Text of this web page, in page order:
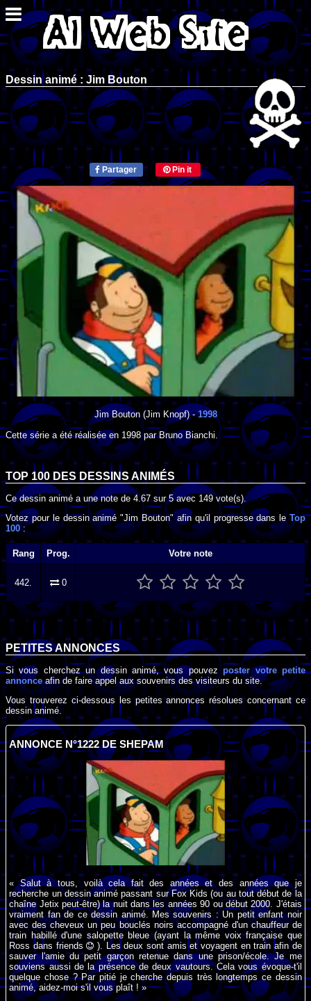
Dessin animé : Jim Bouton
Partager Pin it
Jim Bouton(Jim Knopf) -1998
Cette série a été réalisée en 1998parBruno Bianchi
TOP 100 DES DESSINS ANIMÉS
Ce dessin animé a une note de4.67sur5avec 149vote(s).
Votez pour le dessin animé "Jim Bouton" afin qu'il progresse dans le Top
100:
Rang Prog. Votre note
442. 0
PETITES ANNONCES
Si vous cherchez un dessin animé, vous pouvezposter votre petite
annonceafin de faire appel aux souvenirs des visiteurs du site.
Vous trouverez ci-dessous les petites annonces résolues concernant ce
dessin animé.
ANNONCE N°1222 DE SHEPAM
« Salut à tous, voilà cela fait des années et des années que je
recherche un dessin animé passant sur Fox Kids (ou au tout début de la
chaîne Jetix peut-être) la nuit dans les années 90 ou début 2000. J'étais
vraiment fan de ce dessin animé. Mes souvenirs : Un petit enfant noir
avec des cheveux un peu bouclés noirs accompagné d'un chauffeur de
train habillé d'une salopette bleue (ayant la même voix française que
Ross dans friends
). Les deux sont amis et voyagent en train afin de
sauver l'amie du petit garçon retenue dans une prison/école. Je me
souviens aussi de la présence de deux vautours. Cela vous évoque-t'il
quelque chose ? Par pitié je cherche depuis très longtemps ce dessin
animé, aidez-moi s'il vous plaît ! »